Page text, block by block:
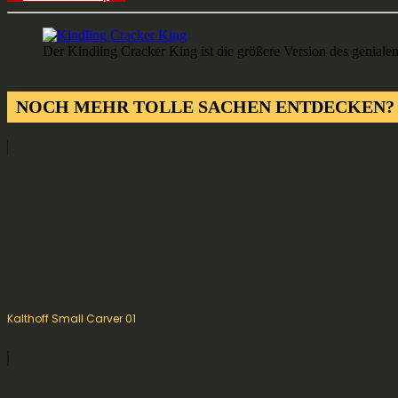
Der Kindling Cracker King ist die größere Version des
NOCH MEHR TOLLE SACHEN ENTDECKEN?
Kalthoff Small Carver 01